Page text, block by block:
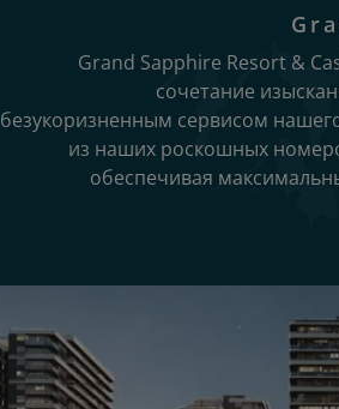
Grand Sapphire Resort &
сочетание
безукоризненным сервисом
из наших роскошных
обеспечивая